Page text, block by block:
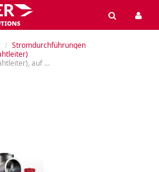
Stromdurchführungen
5 kV, 25 A